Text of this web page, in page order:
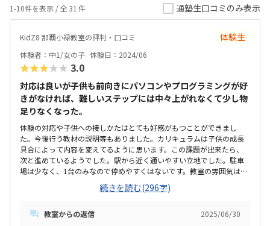
1-10件を表示 / 全 31 件 通塾生口コミのみ表示
KidZ8 那覇小禄教室の評判・口コミ 体験生
体験者：中1/女の子 体験日：2024/06
★★★★★ 3.0
対応は良いが子供も前向きにパソコンやプログラミングが好
きがなければ、難しいステップには中々上がれなくて少し物
足りなくなった。
体験の対応や子供への接しかたはとても好感がもつことができまし
た。今後行う教材の説明等もありました。カリキュラムは子供の成長
具合によって内容を変えてるように思います。この課題が出来たら、
次と進めているようでした。駅から近く通いやすい立地でした。駐車
場は少なく、1台のみなので停めやすくはないです。教室の雰囲気は設
備も含めて整っており、清潔でとても良かったです。ちょっと頭を使
って遊ぶボードゲーム？なども置いてました。料金に対して少し授業
ことを教えていただけるので、やる気があれば伸びると思います。
続きを読む(296字)
教室からの返信
2025/06/30